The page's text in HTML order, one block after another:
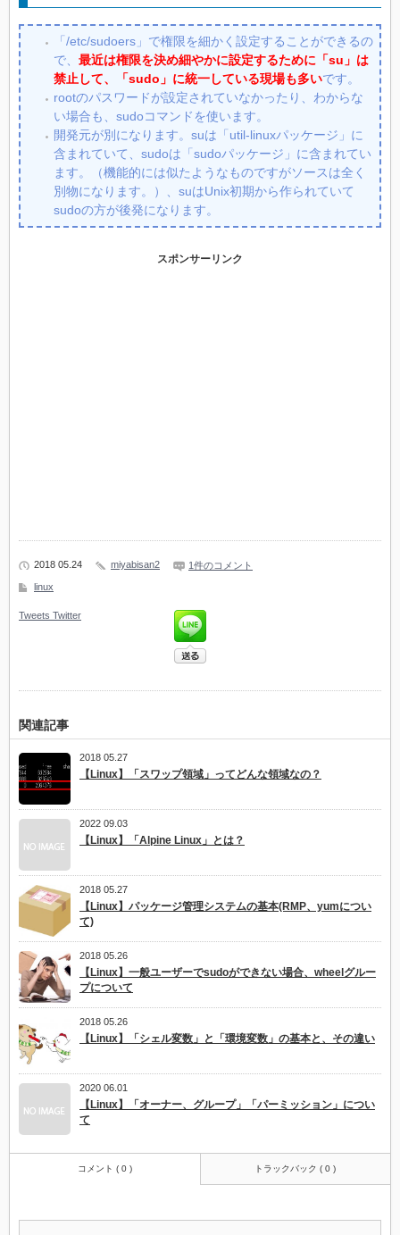
「/etc/sudoers」で権限を細かく設定することができるの
で、 最近は権限を決め細やかに設定するために「su」は
禁止して、「sudo」に統一している現場も多いです。
rootのパスワードが設定されていなかったり、わからな
い場合も、sudoコマンドを使います。
開発元が別になります。suは「util-linuxパッケージ」に
含まれていて、sudoは「sudoパッケージ」に含まれてい
ます。（機能的には似たようなものですがソースは全く
別物になります。）、suはUnix初期から作られていて
sudoの方が後発になります。
スポンサーリンク
2018 05.24 miyabisan2
1件のコメント
linux
Tweets Twitter
関連記事
2018 05.27
【Linux】「スワップ領域」ってどんな領域なの？
2022 09.03
【Linux】「Alpine Linux」とは？
2018 05.27
【Linux】パッケージ管理システムの基本(RMP、yumについ
て)
2018 05.26
【Linux】一般ユーザーでsudoができない場合、wheelグルー
プについて
2018 05.26
【Linux】「シェル変数」と「環境変数」の基本と、その違い
2020 06.01
【Linux】「オーナー、グループ」「パーミッション」につい
て
コメント ( 0 ) トラックバック ( 0 )